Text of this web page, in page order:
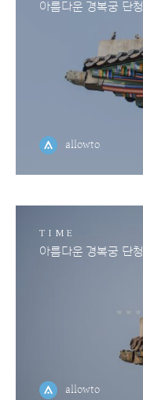
아름다운 경복궁 단청
allowto
TIME
아름다운 경복궁 단청
allowto